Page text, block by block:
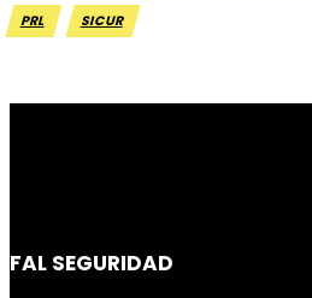
PRL SICUR
FAL SEGURIDAD